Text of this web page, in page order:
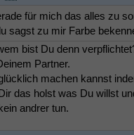
für mich das alles zu
sagst zu mir Farbe
bist Du denn
Partner.
machen kannst
das holst was Du willst
andrer tun.